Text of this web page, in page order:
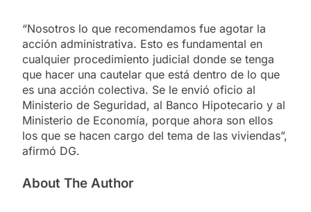
“Nosotros lo que recomendamos fue agotar la
acción administrativa. Esto es fundamental en
cualquier procedimiento judicial donde se tenga
que hacer una cautelar que está dentro de lo que
es una acción colectiva. Se le envió oficio al
Ministerio de Seguridad, al Banco Hipotecario y al
Ministerio de Economía, porque ahora son ellos
los que se hacen cargo del tema de las viviendas”,
afirmó DG.
About The Author